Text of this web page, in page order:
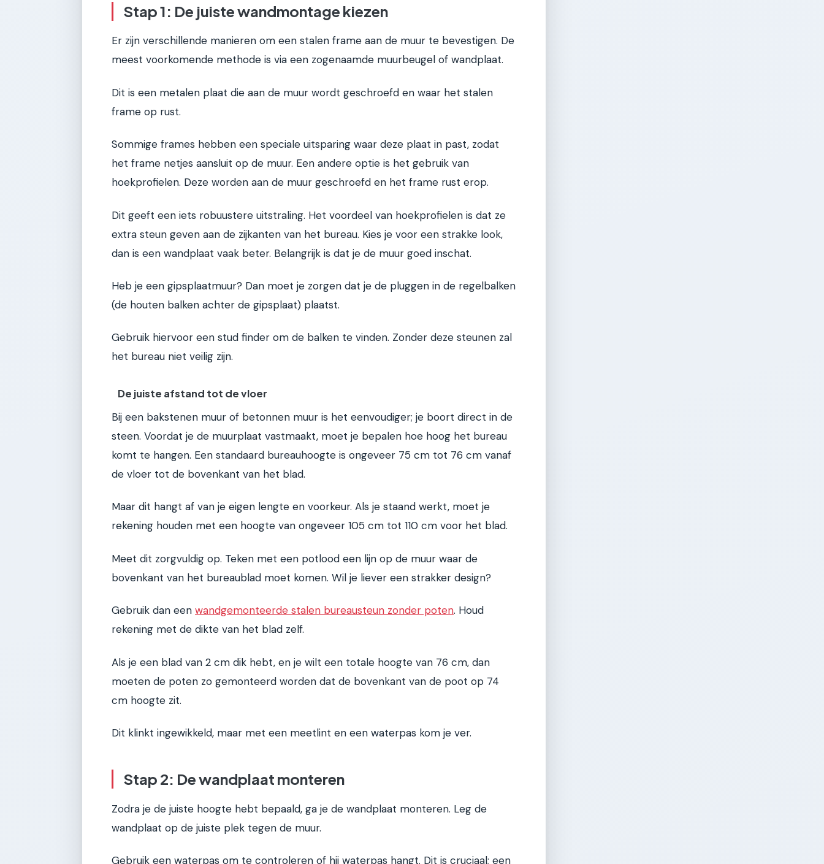
Stap 1: De juiste wandmontage kiezen
Er zijn verschillende manieren om een stalen frame aan de muur te bevestigen. De
meest voorkomende methode is via een zogenaamde muurbeugel of wandplaat.
Dit is een metalen plaat die aan de muur wordt geschroefd en waar het stalen
frame op rust.
Sommige frames hebben een speciale uitsparing waar deze plaat in past, zodat
het frame netjes aansluit op de muur. Een andere optie is het gebruik van
hoekprofielen. Deze worden aan de muur geschroefd en het frame rust erop.
Dit geeft een iets robuustere uitstraling. Het voordeel van hoekprofielen is dat ze
extra steun geven aan de zijkanten van het bureau. Kies je voor een strakke look,
dan is een wandplaat vaak beter. Belangrijk is dat je de muur goed inschat.
Heb je een gipsplaatmuur? Dan moet je zorgen dat je de pluggen in de regelbalken
(de houten balken achter de gipsplaat) plaatst.
Gebruik hiervoor een stud finder om de balken te vinden. Zonder deze steunen zal
het bureau niet veilig zijn.
De juiste afstand tot de vloer
Bij een bakstenen muur of betonnen muur is het eenvoudiger; je boort direct in de
steen. Voordat je de muurplaat vastmaakt, moet je bepalen hoe hoog het bureau
komt te hangen. Een standaard bureauhoogte is ongeveer 75 cm tot 76 cm vanaf
de vloer tot de bovenkant van het blad.
Maar dit hangt af van je eigen lengte en voorkeur. Als je staand werkt, moet je
rekening houden met een hoogte van ongeveer 105 cm tot 110 cm voor het blad.
Meet dit zorgvuldig op. Teken met een potlood een lijn op de muur waar de
bovenkant van het bureaublad moet komen. Wil je liever een strakker design?
Gebruik dan een wandgemonteerde stalen bureausteun zonder poten. Houd
rekening met de dikte van het blad zelf.
Als je een blad van 2 cm dik hebt, en je wilt een totale hoogte van 76 cm, dan
moeten de poten zo gemonteerd worden dat de bovenkant van de poot op 74
cm hoogte zit.
Dit klinkt ingewikkeld, maar met een meetlint en een waterpas kom je ver.
Stap 2: De wandplaat monteren
Zodra je de juiste hoogte hebt bepaald, ga je de wandplaat monteren. Leg de
wandplaat op de juiste plek tegen de muur.
Gebruik een waterpas om te controleren of hij waterpas hangt. Dit is cruciaal; een